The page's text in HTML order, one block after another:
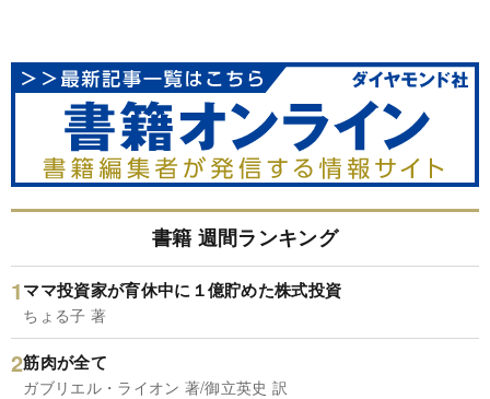
書籍 週間ランキング
ママ投資家が育休中に１億貯めた株式投資
ちょる子 著
筋肉が全て
ガブリエル・ライオン 著/御立英史 訳